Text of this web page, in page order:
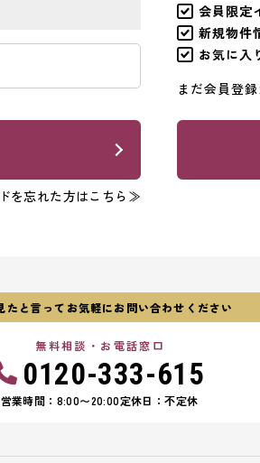
を忘れた方はこちら≫
会員限定
新規物件
お気に入
まだ会員登
たと言ってお気軽にお問い合わせください
無料相談・お電話窓口
0120-333-615
営業時間：8:00〜20:00定休日：不定休